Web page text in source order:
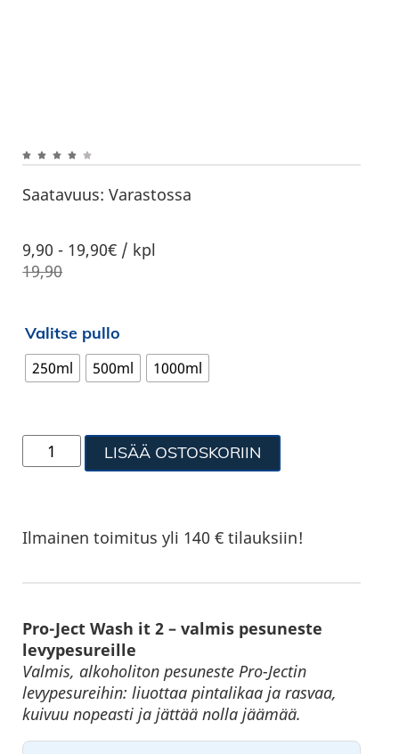
Saatavuus: Varastossa
9,90 - 19,90€ / kpl
19,90
Valitse pullo
250ml 500ml 1000ml
LISÄÄ OSTOSKORIIN
Ilmainen toimitus yli 140 € tilauksiin!
Pro-Ject Wash it 2 – valmis pesuneste
levypesureille
Valmis, alkoholiton pesuneste Pro-Jectin
levypesureihin: liuottaa pintalikaa ja rasvaa,
kuivuu nopeasti ja jättää nolla jäämää.